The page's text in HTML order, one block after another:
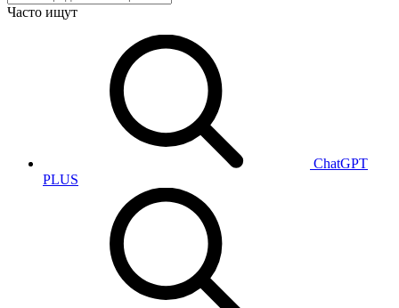
Часто ищут
ChatGPT
PLUS